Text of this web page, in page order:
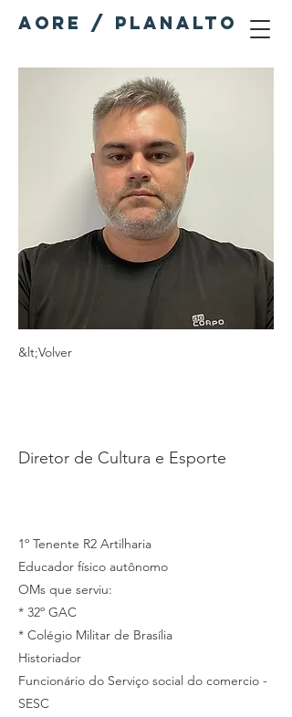
AORE / PLANALTO
&lt;Volver
Diretor de Cultura e Esporte
1º Tenente R2 Artilharia
Educador físico autônomo
OMs que serviu:
* 32º GAC
* Colégio Militar de Brasília
Historiador
Funcionário do Serviço social do comercio -
SESC